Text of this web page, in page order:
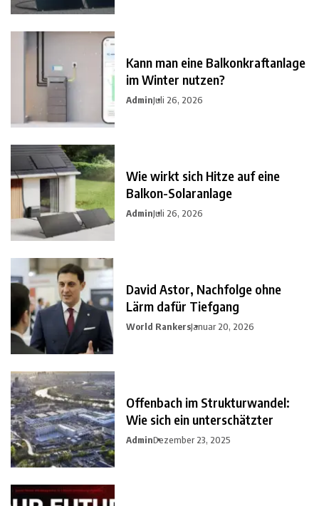
Kann man eine Balkonkraftanlage
im Winter nutzen?
AdminJuli 26, 2026
Wie wirkt sich Hitze auf eine
Balkon-Solaranlage
AdminJuli 26, 2026
David Astor, Nachfolge ohne
Lärm dafür Tiefgang
World RankersJanuar 20, 2026
Offenbach im Strukturwandel:
Wie sich ein unterschätzter
AdminDezember 23, 2025